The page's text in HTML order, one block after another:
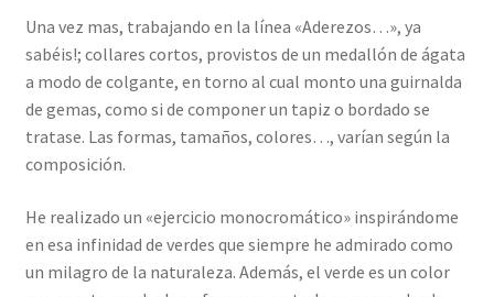
Una vez mas, trabajando en la línea «Aderezos…», ya
sabéis!; collares cortos, provistos de un medallón de ágata
a modo de colgante, en torno al cual monto una guirnalda
de gemas, como si de componer un tapiz o bordado se
tratase. Las formas, tamaños, colores…, varían según la
composición.
He realizado un «ejercicio monocromático» inspirándome
en esa infinidad de verdes que siempre he admirado como
un milagro de la naturaleza. Además, el verde es un color